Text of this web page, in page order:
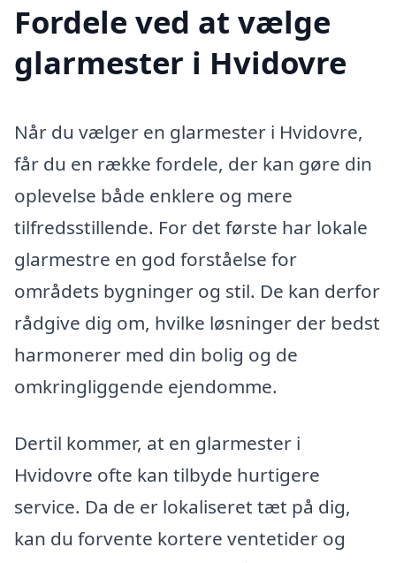
Fordele ved at vælge
glarmester i Hvidovre
Når du vælger en glarmester i Hvidovre,
får du en række fordele, der kan gøre din
oplevelse både enklere og mere
tilfredsstillende. For det første har lokale
glarmestre en god forståelse for
områdets bygninger og stil. De kan derfor
rådgive dig om, hvilke løsninger der bedst
harmonerer med din bolig og de
omkringliggende ejendomme.
Dertil kommer, at en glarmester i
Hvidovre ofte kan tilbyde hurtigere
service. Da de er lokaliseret tæt på dig,
kan du forvente kortere ventetider og